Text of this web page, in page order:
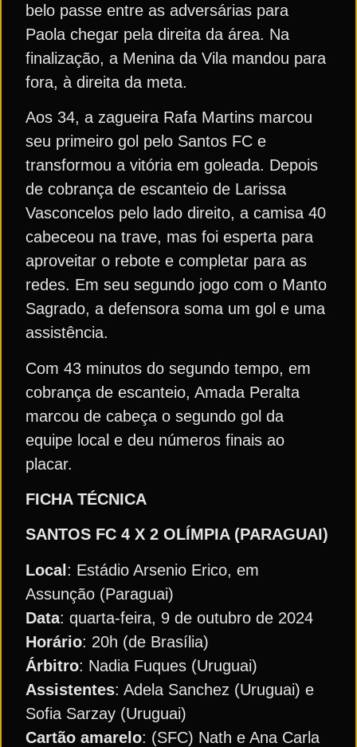
belo passe entre as adversárias para
Paola chegar pela direita da área. Na
finalização, a Menina da Vila mandou para
fora, à direita da meta.
Aos 34, a zagueira Rafa Martins marcou
seu primeiro gol pelo Santos FC e
transformou a vitória em goleada. Depois
de cobrança de escanteio de Larissa
Vasconcelos pelo lado direito, a camisa 40
cabeceou na trave, mas foi esperta para
aproveitar o rebote e completar para as
redes. Em seu segundo jogo com o Manto
Sagrado, a defensora soma um gol e uma
assistência.
Com 43 minutos do segundo tempo, em
cobrança de escanteio, Amada Peralta
marcou de cabeça o segundo gol da
equipe local e deu números finais ao
placar.
FICHA TÉCNICA
SANTOS FC 4 X 2 OLÍMPIA (PARAGUAI)
Local : Estádio Arsenio Erico, em
Assunção (Paraguai)
Data: quarta-feira, 9 de outubro de 2024
Horário: 20h (de Brasília)
Árbitro: Nadia Fuques (Uruguai)
Assistentes: Adela Sanchez (Uruguai) e
Sofia Sarzay (Uruguai)
Cartão amarelo: (SFC) Nath e Ana Carla